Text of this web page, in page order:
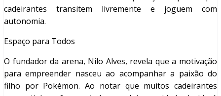
cadeirantes transitem livremente e joguem com
autonomia.
Espaço para Todos
O fundador da arena, Nilo Alves, revela que a motivação
para empreender nasceu ao acompanhar a paixão do
filho por Pokémon. Ao notar que muitos cadeirantes